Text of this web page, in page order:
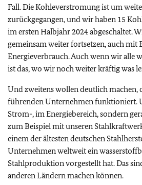
Fall. Die Kohleverstromung ist um
zurückgegangen, und wir haben 15
im ersten Halbjahr 2024 abgeschaltet.
gemeinsam weiter fortsetzen, auch mit
Energieverbrauch. Auch wenn wir alle
ist das, wo wir noch weiter kräftig was
Und zweitens wollen deutlich machen,
führenden Unternehmen funktioniert.
Strom-, im Energiebereich, sondern
zum Beispiel mit unseren
einem der ältesten deutschen
Unternehmen weltweit ein
Stahlproduktion vorgestellt hat. Das
anderen Ländern machen können.